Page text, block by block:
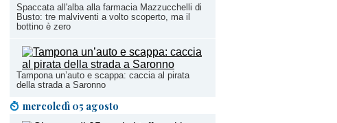
Spaccata all'alba alla farmacia Mazzucchelli di
Busto: tre malviventi a volto scoperto, ma il
bottino è zero
Tampona un’auto e scappa: caccia al pirata
della strada a Saronno
mercoledì 05 agosto